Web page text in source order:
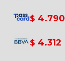
$ 4.790
$ 4.312